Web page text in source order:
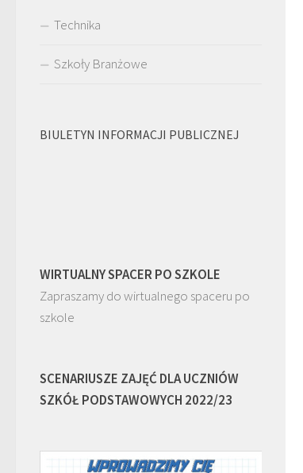
Technika
Szkoły Branżowe
BIULETYN INFORMACJI PUBLICZNEJ
WIRTUALNY SPACER PO SZKOLE
Zapraszamy do wirtualnego spaceru po
szkole
SCENARIUSZE ZAJĘĆ DLA UCZNIÓW
SZKÓŁ PODSTAWOWYCH 2022/23